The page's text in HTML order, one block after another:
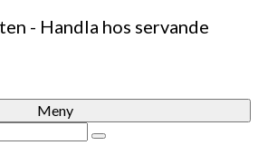
- Handla hos servande
Meny